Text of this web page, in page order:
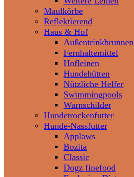
Maulkörbe
Reflektierend
Haus & Hof
Außentrinkbrunnen
Fernhaltemittel
Hofleinen
Hundehütten
Nützliche Helfer
Swimmingpools
Warnschilder
Hundetrockenfutter
Hunde-Nassfutter
Applaws
Bozita
Classic
Dogz finefood